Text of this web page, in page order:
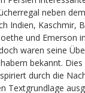
neben
Indien, Kaschmir,
und Emerson
waren seine
bekannt.
durch die
Textgrundlage